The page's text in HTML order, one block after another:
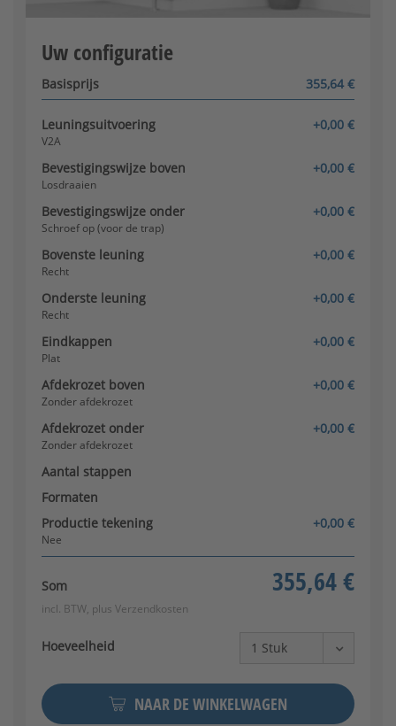
Toelaatbaar bereik: 300 - 3000
Uw configuratie
Basisprijs 355,64 €
Leuningsuitvoering +0,00 €
V2A
Bevestigingswijze boven +0,00 €
Losdraaien
Bevestigingswijze onder +0,00 €
Schroef op (voor de trap)
Bovenste leuning +0,00 €
Recht
Onderste leuning +0,00 €
Recht
Eindkappen +0,00 €
Plat
Afdekrozet boven +0,00 €
Zonder afdekrozet
Afdekrozet onder +0,00 €
Zonder afdekrozet
Aantal stappen
Formaten
Productie tekening
+0,00 €
Nee
Som 355,64 €
incl. BTW, plus Verzendkosten
Hoeveelheid
NAAR DE WINKELWAGEN